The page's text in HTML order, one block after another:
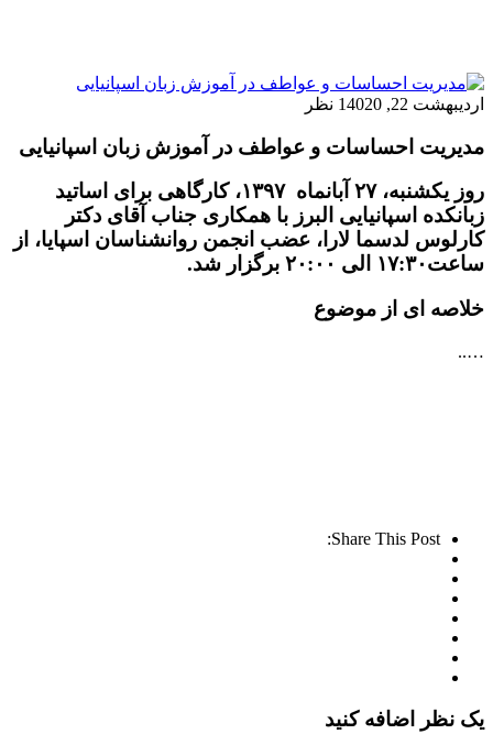
اردیبهشت 22, 1402 0 نظر
مدیریت احساسات و عواطف در آموزش زبان اسپانیایی
روز یکشنبه، ۲۷ آبانماه ۱۳۹۷، کارگاهی برای اساتید
زبانکده اسپانیایی البرز با همکاری جناب آقای دکتر
کارلوس لدسما لارا، عضب انجمن روانشناسان اسپایا، از
ساعت۱۷:۳۰ الی ۲۰:۰۰ برگزار شد.
خلاصه ای از موضوع
…..
Share This Post:
یک نظر اضافه کنید